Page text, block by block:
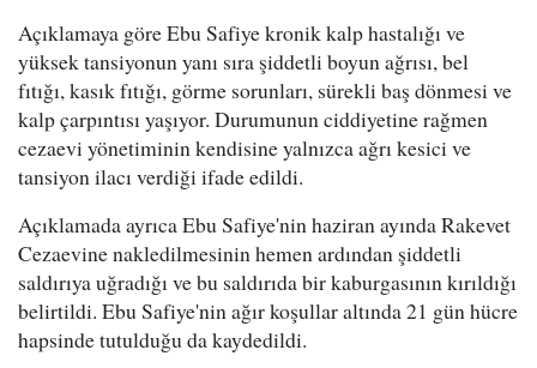
Açıklamaya göre Ebu Safiye kronik kalp hastalığı ve
yüksek tansiyonun yanı sıra şiddetli boyun ağrısı, bel
fıtığı, kasık fıtığı, görme sorunları, sürekli baş dönmesi ve
kalp çarpıntısı yaşıyor. Durumunun ciddiyetine rağmen
cezaevi yönetiminin kendisine yalnızca ağrı kesici ve
tansiyon ilacı verdiği ifade edildi.
Açıklamada ayrıca Ebu Safiye'nin haziran ayında Rakevet
Cezaevine nakledilmesinin hemen ardından şiddetli
saldırıya uğradığı ve bu saldırıda bir kaburgasının kırıldığı
belirtildi. Ebu Safiye'nin ağır koşullar altında 21 gün hücre
hapsinde tutulduğu da kaydedildi.